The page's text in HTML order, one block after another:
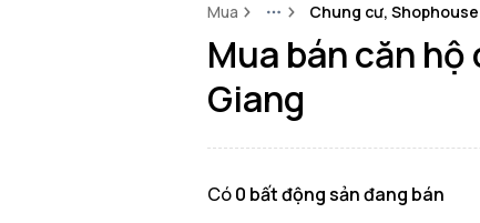
Mua MoreChung cư,
Mua bán căn
Giang
Có0 bất động sảnđang bán